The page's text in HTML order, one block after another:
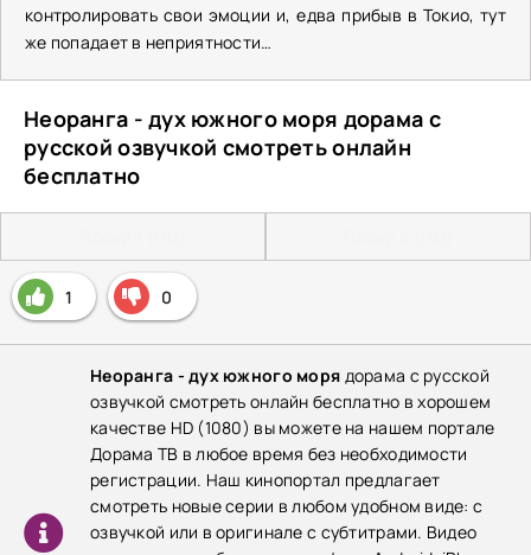
контролировать свои эмоции и, едва прибыв в Токио, тут
же попадает в неприятности…
Неоранга - дух южного моря дорама с
русской озвучкой смотреть онлайн
бесплатно
1 0
Неоранга - дух южного моря дорама с русской
озвучкой смотреть онлайн бесплатно в хорошем
качестве HD (1080) вы можете на нашем портале
Дорама ТВ в любое время без необходимости
регистрации. Наш кинопортал предлагает
смотреть новые серии в любом удобном виде: с
озвучкой или в оригинале с субтитрами. Видео